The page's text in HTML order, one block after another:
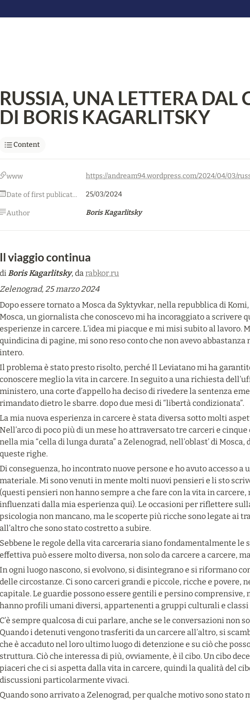
RUSSIA, UNA LETTERA DAL
DI BORIS KAGARLITSKY
Content
www
Date of first publication 25/03/2024
Author Boris Kagarlitsky
Il viaggio continua
di Boris Kagarlitsky, da rabkor.ru
Zelenograd, 25 marzo 2024
Dopo essere tornato a Mosca da Syktyvkar, nella repubblica di
Mosca, un giornalista che conoscevo mi ha incoraggiato a scrivere
esperienze in carcere. L’idea mi piacque e mi misi subito al lavoro.
quindicina di pagine, mi sono reso conto che non avevo
intero.
Il problema è stato presto risolto, perché Il Leviatano mi ha
conoscere meglio la vita in carcere. In seguito a una richiesta
ministero, una corte d’appello ha deciso di rivedere la sentenza
rimandato dietro le sbarre. dopo due mesi di “libertà condizionata”.
La mia nuova esperienza in carcere è stata diversa sotto molti
Nell’arco di poco più di un mese ho attraversato tre carceri e
nella mia “cella di lunga durata” a Zelenograd, nell’oblast’ di Mosca,
queste righe.
Di conseguenza, ho incontrato nuove persone e ho avuto accesso a
materiale. Mi sono venuti in mente molti nuovi pensieri e li sto
(questi pensieri non hanno sempre a che fare con la vita in carcere,
influenzati dalla mia esperienza qui). Le occasioni per riflettere
psicologia non mancano, ma le scoperte più ricche sono legate ai
all’altro che sono stato costretto a subire.
Sebbene le regole della vita carceraria siano fondamentalmente le
effettiva può essere molto diversa, non solo da carcere a carcere,
In ogni luogo nascono, si evolvono, si disintegrano e si riformano
delle circostanze. Ci sono carceri grandi e piccole, ricche e povere,
capitale. Le guardie possono essere gentili e persino comprensive,
hanno profili umani diversi, appartenenti a gruppi culturali e
C’è sempre qualcosa di cui parlare, anche se le conversazioni non
Quando i detenuti vengono trasferiti da un carcere all’altro, si
che è accaduto nel loro ultimo luogo di detenzione e su ciò che
struttura. Ciò che interessa di più, ovviamente, è il cibo. Un cibo
piaceri che ci si aspetta dalla vita in carcere, quindi la qualità del
discussioni particolarmente vivaci.
Quando sono arrivato a Zelenograd, per qualche motivo sono stato